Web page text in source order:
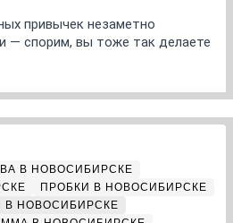
привычек незаметно
— спорим, вы тоже так делаете
В НОВОСИБИРСКЕ
ПРОБКИ В НОВОСИБИРСКЕ
НОВОСИБИРСКЕ